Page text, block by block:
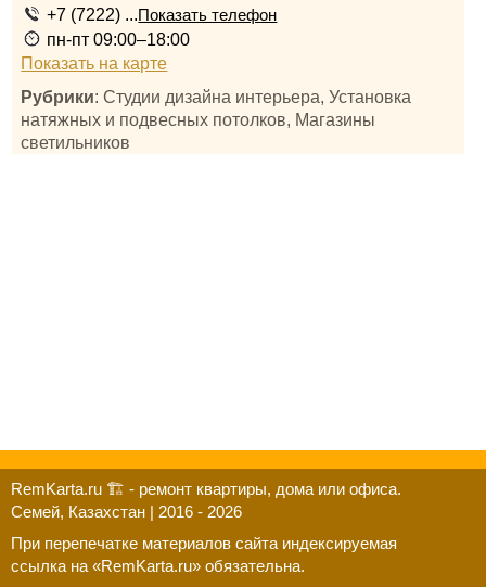
+7 (7222) ...Показать телефон
пн-пт 09:00–18:00
Показать на карте
Рубрики: Студии дизайна интерьера, Установка
натяжных и подвесных потолков, Магазины
светильников
RemKarta.ru 🏗️ - ремонт квартиры, дома или офиса.
Семей, Казахстан | 2016 - 2026
При перепечатке материалов сайта индексируемая
ссылка на «RemKarta.ru» обязательна.